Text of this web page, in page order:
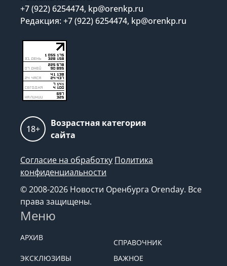
+7 (922) 6254474, kp@orenkp.ru
Редакция: +7 (922) 6254474, kp@orenkp.ru
18+
Возрастная категория
сайта
Согласие на обработку Политика
конфиденциальности
© 2008-2026 Новости Оренбурга Orenday. Все
права защищены.
Меню
АРХИВ
СПРАВОЧНИК
ЭКСКЛЮЗИВЫ
ВАЖНОЕ